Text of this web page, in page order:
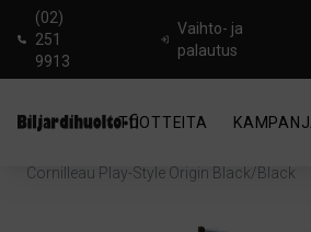
(02)
251
9913
Vaihto- ja
palautus
TUOTTEITA
Cornilleau Play-Style Origin Black/Black